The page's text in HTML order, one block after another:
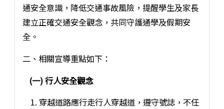
通安全意識，降低交通事故風險，提醒學生及家長
建立正確交通安全觀念，共同守護通學及假期安
全。
二、相關宣導重點如下：
(一) 行人安全觀念
穿越道路應行走行人穿越道，遵守號誌，不任